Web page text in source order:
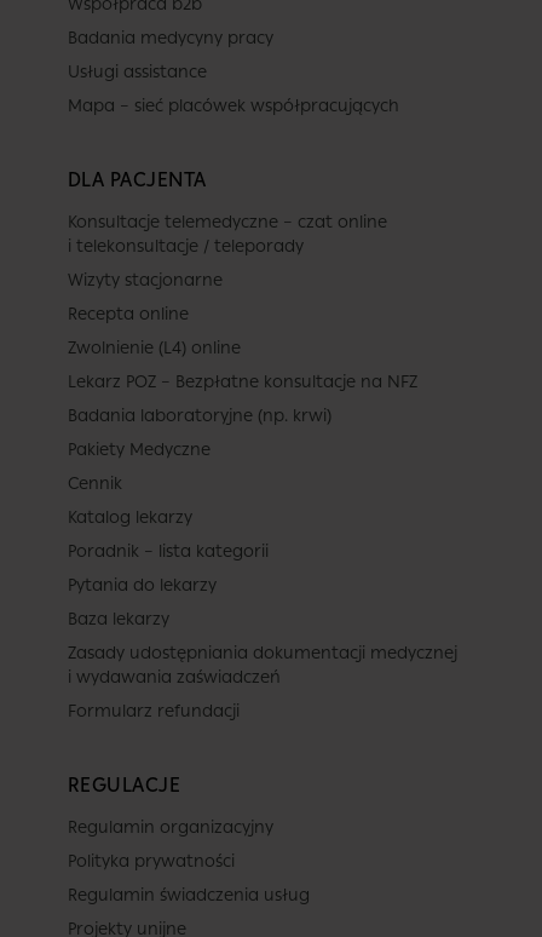
Współpraca b2b
Badania medycyny pracy
Usługi assistance
Mapa – sieć placówek współpracujących
DLA PACJENTA
Konsultacje telemedyczne – czat online
i telekonsultacje / teleporady
Wizyty stacjonarne
Recepta online
Zwolnienie (L4) online
Lekarz POZ – Bezpłatne konsultacje na NFZ
Badania laboratoryjne (np. krwi)
Pakiety Medyczne
Cennik
Katalog lekarzy
Poradnik – lista kategorii
Pytania do lekarzy
Baza lekarzy
Zasady udostępniania dokumentacji medycznej
i wydawania zaświadczeń
Formularz refundacji
REGULACJE
Regulamin organizacyjny
Polityka prywatności
Regulamin świadczenia usług
Projekty unijne